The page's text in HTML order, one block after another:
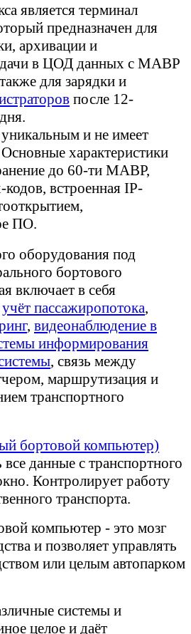
является терминал
предназначен для
архивации и
в ЦОД данных с МАВР
для зарядки и
после 12-
и не имеет
характеристики
до 60-ти МАВР,
встроенная IP-
ПО.
оборудования под
бортового
включает в себя
учёт пассажиропотока,
, видеонаблюдение в
информирования
, связь между
маршрутизация и
транспортного
бортовой компьютер)
все данные с транспортного
Контролирует работу
транспорта.
компьютер - это мозг
и позволяет управлять
или целым автопарком
системы и
целое и даёт